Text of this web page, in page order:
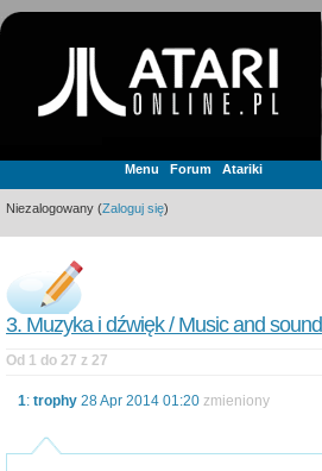
Menu Forum Atariki
Niezalogowany (Zaloguj się)
3. Muzyka i dźwięk / Music and sound
Od 1 do 27 z 27
1: trophy 28 Apr 2014 01:20 zmieniony